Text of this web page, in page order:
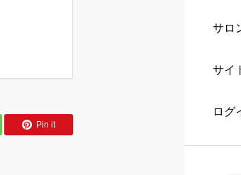
サロ
サイ
ログ
Pin it